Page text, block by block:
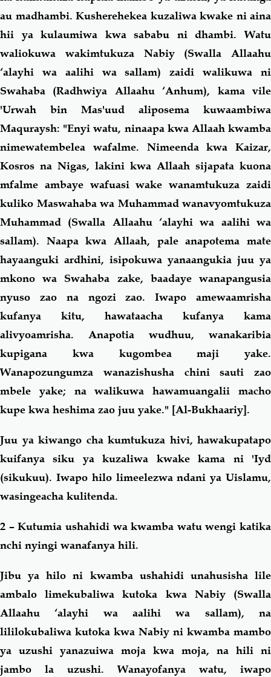
au madhambi. Kusherehekea kuzaliwa kwake ni aina
hii ya kulaumiwa kwa sababu ni dhambi. Watu
waliokuwa wakimtukuza Nabiy (Swalla Allaahu
‘alayhi wa aalihi wa sallam) zaidi walikuwa ni
Swahaba (Radhwiya Allaahu ‘Anhum), kama vile
'Urwah bin Mas'uud aliposema kuwaambiwa
Maquraysh: "Enyi watu, ninaapa kwa Allaah kwamba
nimewatembelea wafalme. Nimeenda kwa Kaizar,
Kosros na Nigas, lakini kwa Allaah sijapata kuona
mfalme ambaye wafuasi wake wanamtukuza zaidi
kuliko Maswahaba wa Muhammad wanavyomtukuza
Muhammad (Swalla Allaahu ‘alayhi wa aalihi wa
sallam). Naapa kwa Allaah, pale anapotema mate
hayaanguki ardhini, isipokuwa yanaangukia juu ya
mkono wa Swahaba zake, baadaye wanapangusia
nyuso zao na ngozi zao. Iwapo amewaamrisha
kufanya kitu, hawataacha kufanya kama
alivyoamrisha. Anapotia wudhuu, wanakaribia
kupigana kwa kugombea maji yake.
Wanapozungumza wanazishusha chini sauti zao
mbele yake; na walikuwa hawamuangalii macho
kupe kwa heshima zao juu yake." [Al-Bukhaariy].
Juu ya kiwango cha kumtukuza hivi, hawakupatapo
kuifanya siku ya kuzaliwa kwake kama ni 'Iyd
(sikukuu). Iwapo hilo limeelezwa ndani ya Uislamu,
wasingeacha kulitenda.
2 – Kutumia ushahidi wa kwamba watu wengi katika
nchi nyingi wanafanya hili.
Jibu ya hilo ni kwamba ushahidi unahusisha lile
ambalo limekubaliwa kutoka kwa Nabiy (Swalla
Allaahu ‘alayhi wa aalihi wa sallam), na
lililokubaliwa kutoka kwa Nabiy ni kwamba mambo
ya uzushi yanazuiwa moja kwa moja, na hili ni
jambo la uzushi. Wanayofanya watu, iwapo